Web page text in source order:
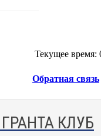
Текущее время:
Обратная связь
КЛУБ